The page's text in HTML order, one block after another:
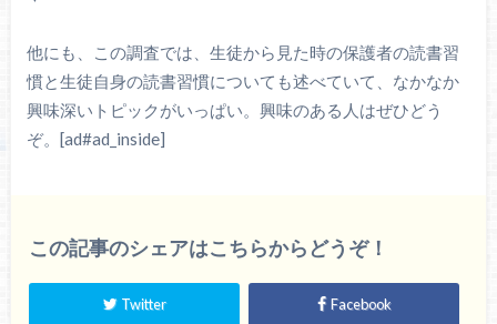
他にも、この調査では、生徒から見た時の保護者の読書習
慣と生徒自身の読書習慣についても述べていて、なかなか
興味深いトピックがいっぱい。興味のある人はぜひどう
ぞ。[ad#ad_inside]
この記事のシェアはこちらからどうぞ！
Twitter Facebook